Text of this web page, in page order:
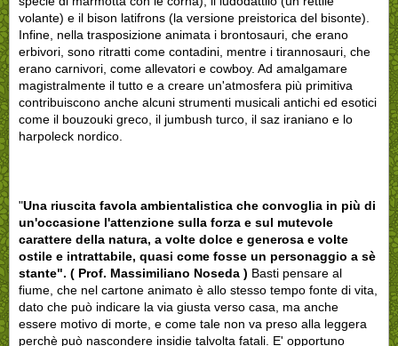
volante) e il bison latifrons (la versione preistorica del bisonte).
Infine, nella trasposizione animata i brontosauri, che erano
erbivori, sono ritratti come contadini, mentre i tirannosauri, che
erano carnivori, come allevatori e cowboy. Ad amalgamare
magistralmente il tutto e a creare un'atmosfera più primitiva
contribuiscono anche alcuni strumenti musicali antichi ed esotici
come il bouzouki greco, il jumbush turco, il saz iraniano e lo
harpoleck nordico.
"Una riuscita favola ambientalistica che convoglia in più di
un'occasione l'attenzione sulla forza e sul mutevole
carattere della natura, a volte dolce e generosa e volte
ostile e intrattabile, quasi come fosse un personaggio a sè
stante". ( Prof. Massimiliano Noseda ) Basti pensare al
fiume, che nel cartone animato è allo stesso tempo fonte di vita,
dato che può indicare la via giusta verso casa, ma anche
essere motivo di morte, e come tale non va preso alla leggera
perchè può nascondere insidie talvolta fatali. E' opportuno